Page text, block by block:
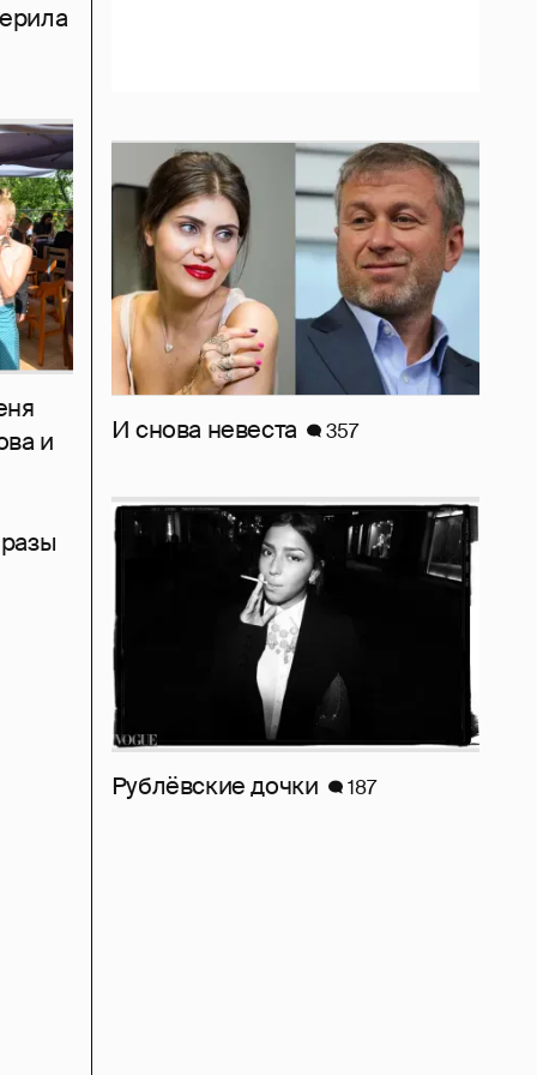
И снова невеста 357
и
Рублёвские дочки 187